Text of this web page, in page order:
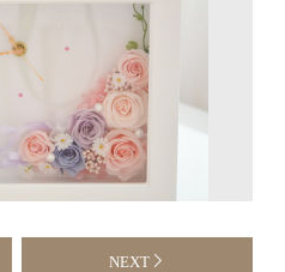
NEXT